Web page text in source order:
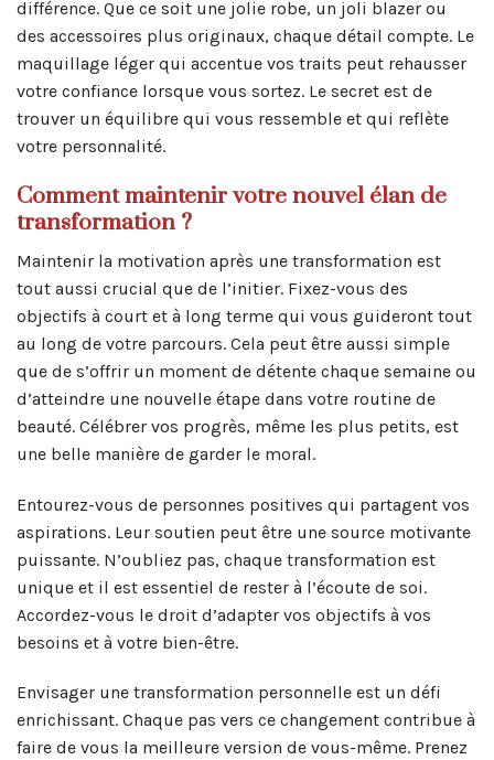
différence. Que ce soit une jolie robe, un joli blazer ou
des accessoires plus originaux, chaque détail compte. Le
maquillage léger qui accentue vos traits peut rehausser
votre confiance lorsque vous sortez. Le secret est de
trouver un équilibre qui vous ressemble et qui reflète
votre personnalité.
Comment maintenir votre nouvel élan de
transformation ?
Maintenir la motivation après une transformation est
tout aussi crucial que de l’initier. Fixez-vous des
objectifs à court et à long terme qui vous guideront tout
au long de votre parcours. Cela peut être aussi simple
que de s’offrir un moment de détente chaque semaine ou
d’atteindre une nouvelle étape dans votre routine de
beauté. Célébrer vos progrès, même les plus petits, est
une belle manière de garder le moral.
Entourez-vous de personnes positives qui partagent vos
aspirations. Leur soutien peut être une source motivante
puissante. N’oubliez pas, chaque transformation est
unique et il est essentiel de rester à l’écoute de soi.
Accordez-vous le droit d’adapter vos objectifs à vos
besoins et à votre bien-être.
Envisager une transformation personnelle est un défi
enrichissant. Chaque pas vers ce changement contribue à
faire de vous la meilleure version de vous-même. Prenez